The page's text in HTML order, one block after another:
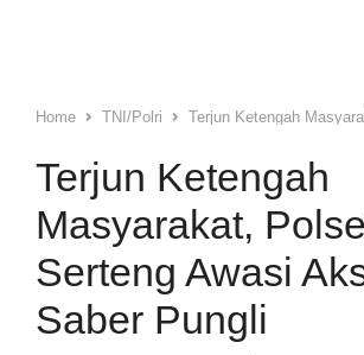
Home TNI/Polri Terjun Ketengah
Terjun Ketengah
Masyarakat,
Serteng Awasi
Saber Pungli